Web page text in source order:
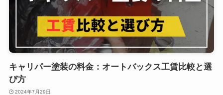
キャリパー塗装の料金：オートバックス工賃比較と選
び方
2024年7月29日